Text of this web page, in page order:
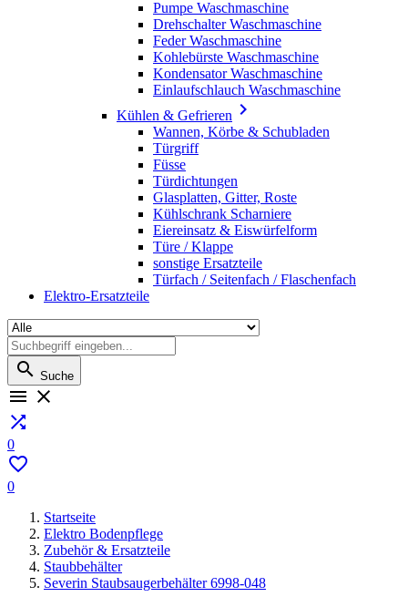
Pumpe Waschmaschine
Drehschalter Waschmaschine
Feder Waschmaschine
Kohlebürste Waschmaschine
Kondensator Waschmaschine
Einlaufschlauch Waschmaschine
Kühlen & Gefrieren 
Wannen, Körbe & Schubladen
Türgriff
Füsse
Türdichtungen
Glasplatten, Gitter, Roste
Kühlschrank Scharniere
Eiereinsatz & Eiswürfelform
Türe / Klappe
sonstige Ersatzteile
Türfach / Seitenfach / Flaschenfach
Elektro-Ersatzteile
 Suche
 

0

0
Startseite
Elektro Bodenpflege
Zubehör & Ersatzteile
Staubbehälter
Severin Staubsaugerbehälter 6998-048